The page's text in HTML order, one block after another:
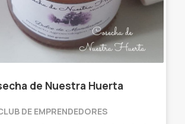
de Nuestra Huerta
DE EMPRENDEDORES